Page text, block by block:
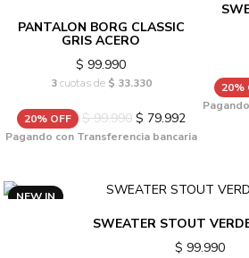
PANTALON BORG CLASSIC
GRIS ACERO
$ 99.990
3cuotas de $ 33.330
20% OFF $ 99.990$ 79.992
Pagando con Transferencia bancaria
20%
NEW IN
SWEATER STOUT
$ 99.990